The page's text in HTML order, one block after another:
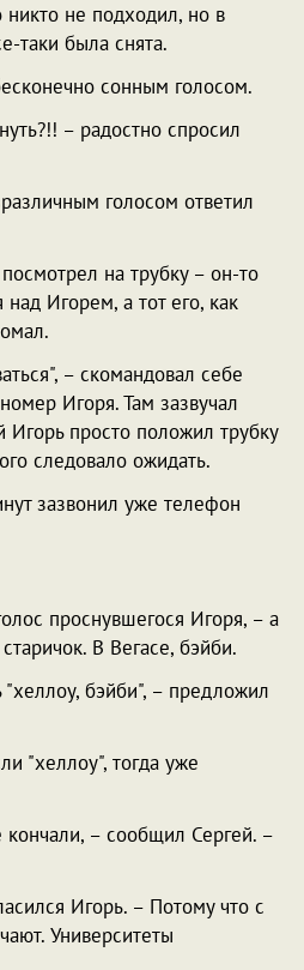
не подходил, но в
таки была снята.
сонным голосом.
– радостно спросил
голосом ответил
на трубку – он-то
Игорем, а тот его, как
– скомандовал себе
Игоря. Там зазвучал
Игорь просто положил трубку
следовало ожидать.
зазвонил уже телефон
проснувшегося Игоря, – а
В Вегасе, бэйби.
"хеллоу, бэйби", – предложил
"хеллоу", тогда уже
– сообщил Сергей. –
Игорь. – Потому что с
Университеты